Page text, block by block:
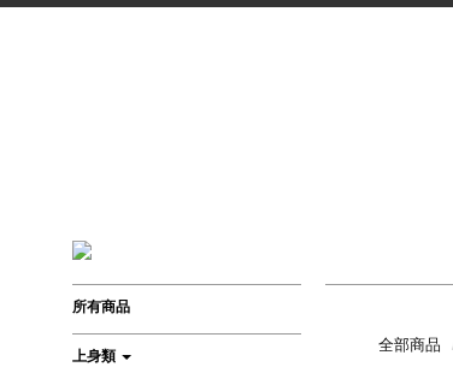
所有商品
上身類 全部商品